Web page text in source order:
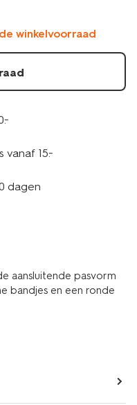
winkelvoorraad
vanaf 15.-
dagen
aansluitende pasvorm
bandjes en een ronde